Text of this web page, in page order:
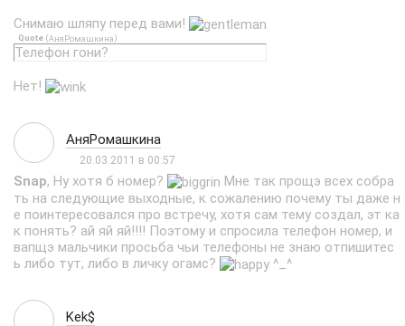
Снимаю шляпу перед вами!
Quote (АняРомашкина)
Телефон гони?
Нет!
АняРомашкина
20.03.2011 в 00:57
Snap, Ну хотя б номер?
Мне так прощэ всех собра
ть на следующие выходные, к сожалению почему ты даже н
е поинтересовался про встречу, хотя сам тему создал, эт ка
к понять? ай яй яй!!!! Поэтому и спросила телефон номер, и
вапщэ мальчики просьба чьи телефоны не знаю отпишитес
ь либо тут, либо в личку огамс?
^_^
Kek$